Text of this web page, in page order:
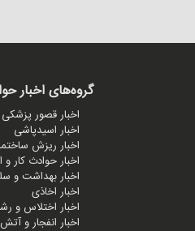
گروه‌های اخبار
اخبار قصور پزشکی
اخبار اسیدپاشی
اخبار ریزش
اخبار حوادث کار و
اخبار بهداشت و
اخبار اخاذی
اخبار اختلاس و
اخبار انفجار و